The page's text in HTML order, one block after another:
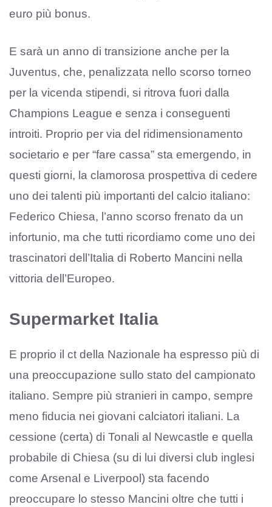
euro più bonus.
E sarà un anno di transizione anche per la
Juventus, che, penalizzata nello scorso torneo
per la vicenda stipendi, si ritrova fuori dalla
Champions League e senza i conseguenti
introiti. Proprio per via del ridimensionamento
societario e per “fare cassa” sta emergendo, in
questi giorni, la clamorosa prospettiva di cedere
uno dei talenti più importanti del calcio italiano:
Federico Chiesa, l’anno scorso frenato da un
infortunio, ma che tutti ricordiamo come uno dei
trascinatori dell’Italia di Roberto Mancini nella
vittoria dell’Europeo.
Supermarket Italia
E proprio il ct della Nazionale ha espresso più di
una preoccupazione sullo stato del campionato
italiano. Sempre più stranieri in campo, sempre
meno fiducia nei giovani calciatori italiani. La
cessione (certa) di Tonali al Newcastle e quella
probabile di Chiesa (su di lui diversi club inglesi
come Arsenal e Liverpool) sta facendo
preoccupare lo stesso Mancini oltre che tutti i